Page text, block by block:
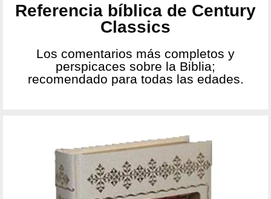
Referencia bíblica de Century
Classics
Los comentarios más completos y
perspicaces sobre la Biblia;
recomendado para todas las edades.